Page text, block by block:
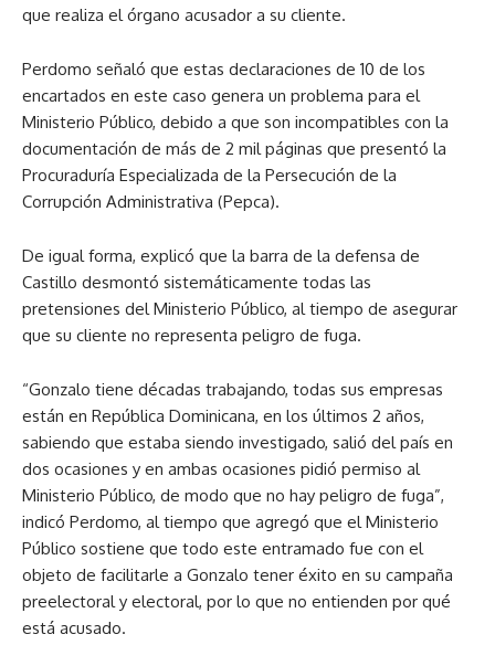
que realiza el órgano acusador a su cliente.
Perdomo señaló que estas declaraciones de 10 de los
encartados en este caso genera un problema para el
Ministerio Público, debido a que son incompatibles con la
documentación de más de 2 mil páginas que presentó la
Procuraduría Especializada de la Persecución de la
Corrupción Administrativa (Pepca).
De igual forma, explicó que la barra de la defensa de
Castillo desmontó sistemáticamente todas las
pretensiones del Ministerio Público, al tiempo de asegurar
que su cliente no representa peligro de fuga.
“Gonzalo tiene décadas trabajando, todas sus empresas
están en República Dominicana, en los últimos 2 años,
sabiendo que estaba siendo investigado, salió del país en
dos ocasiones y en ambas ocasiones pidió permiso al
Ministerio Público, de modo que no hay peligro de fuga”,
indicó Perdomo, al tiempo que agregó que el Ministerio
Público sostiene que todo este entramado fue con el
objeto de facilitarle a Gonzalo tener éxito en su campaña
preelectoral y electoral, por lo que no entienden por qué
está acusado.